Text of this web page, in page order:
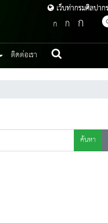
เว็บท่ากรมศิลปากร
เว็บท่ากรมศิลปากร
ก ก ก
ติดต่อเรา
ค้นหา